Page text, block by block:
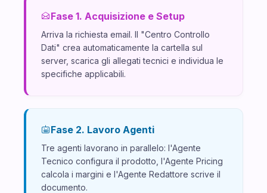
Fase 1. Acquisizione e Setup
Arriva la richiesta email. Il "Centro Controllo
Dati" crea automaticamente la cartella sul
server, scarica gli allegati tecnici e individua le
specifiche applicabili.
Fase 2. Lavoro Agenti
Tre agenti lavorano in parallelo: l'Agente
Tecnico configura il prodotto, l'Agente Pricing
calcola i margini e l'Agente Redattore scrive il
documento.